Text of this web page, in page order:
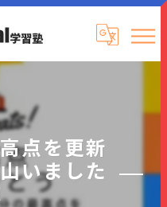
点を更新
いました